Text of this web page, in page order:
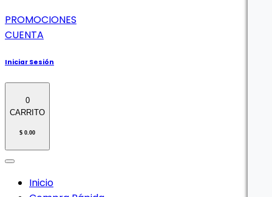
PROMOCIONES
CUENTA
Iniciar Sesión
0
CARRITO
$ 0.00
Inicio